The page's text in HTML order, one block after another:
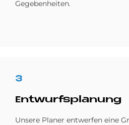
Gegebenheiten.
3
Ent­wurfs­pla­nung
Unsere Planer entwerfen eine